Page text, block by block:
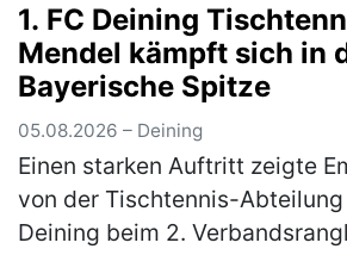
Football in Neumarkt. …
1. FC Deining
Mendel kämpft sich in
Bayerische Spitze
05.08.2026 – Deining
Einen starken Auftritt zeigte
von der Tischtennis-Abteilung
Deining beim 2.